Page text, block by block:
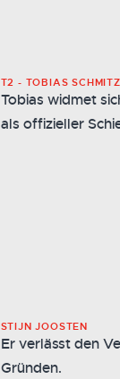
T2 - TOBIAS SCHMITZ
Tobias widmet
als offizieller
STIJN JOOSTEN
Er verlässt den
Gründen.